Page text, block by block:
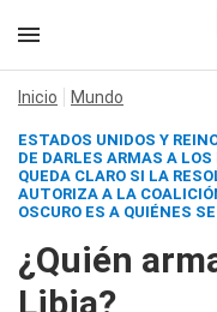
Inicio Mundo
ESTADOS UNIDOS Y
DE DARLES ARMAS A
QUEDA CLARO SI LA
AUTORIZA A LA
OSCURO ES A QUIÉNES
¿Quién
Libia?